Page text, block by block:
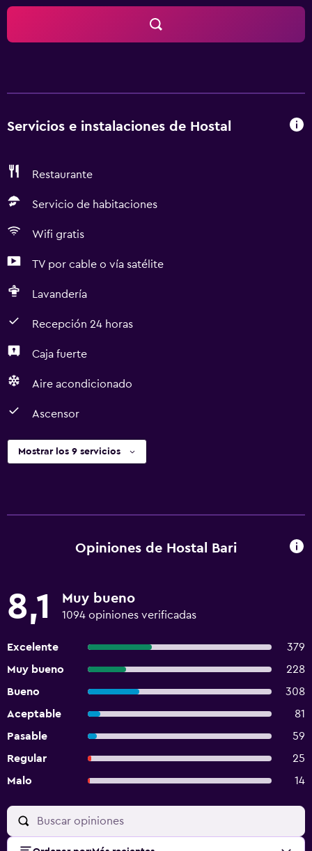
Servicios e instalaciones de Hostal
Restaurante
Servicio de habitaciones
Wifi gratis
TV por cable o vía satélite
Lavandería
Recepción 24 horas
Caja fuerte
Aire acondicionado
Ascensor
Mostrar los 9 servicios
Opiniones de Hostal Bari
8,1 Muy bueno
1094 opiniones verificadas
Excelente
379
Muy bueno
228
Bueno
308
Aceptable
81
Pasable
59
Regular
25
Malo
14